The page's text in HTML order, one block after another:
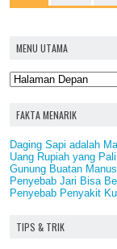
MENU UTAMA
FAKTA MENARIK
Daging Sapi adalah
Uang Rupiah yang
Gunung Buatan
Penyebab Jari Bisa
Penyebab Penyakit
TIPS & TRIK